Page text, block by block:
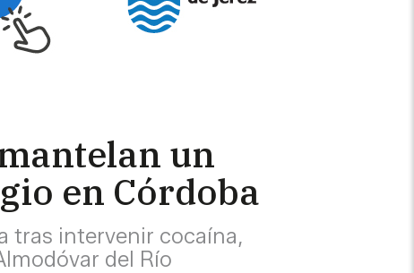
un
en Córdoba
tras intervenir cocaína,
del Río